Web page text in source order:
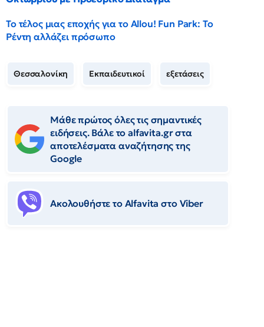
Το τέλος μιας εποχής για το Allou! Fun Park: Το
Ρέντη αλλάζει πρόσωπο
Θεσσαλονίκη Εκπαιδευτικοί εξετάσεις
Μάθε πρώτος όλες τις σημαντικές
ειδήσεις. Βάλε το alfavita.gr στα
αποτελέσματα αναζήτησης της
Google
Ακολουθήστε το Αlfavita στο Viber